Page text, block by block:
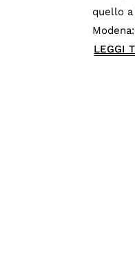
quello
LEGGI